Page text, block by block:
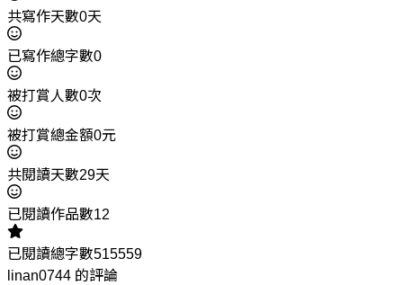
共寫作天數0天
已寫作總字數0
被打賞人數0次
被打賞總金額0元
共閱讀天數29天
已閱讀作品數12
已閱讀總字數515559
linan0744 的評論